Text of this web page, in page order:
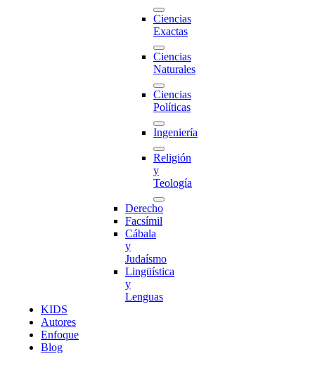
Ciencias
Exactas
Ciencias
Naturales
Ciencias
Políticas
Ingeniería
Religión
y
Teología
Derecho
Facsímil
Cábala
y
Judaísmo
Lingüística
y
Lenguas
KIDS
Autores
Enfoque
Blog